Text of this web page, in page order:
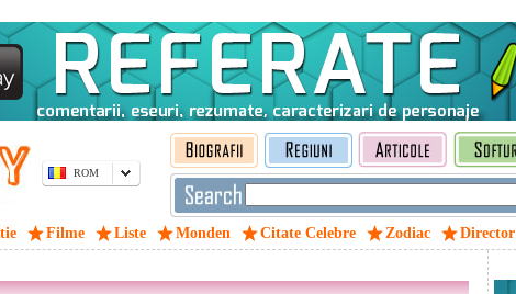
ROM
Filme Liste Monden Citate Celebre Zodiac Director